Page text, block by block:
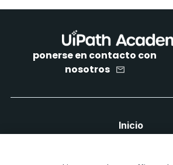
ponerse en contacto con
nosotros
Inicio